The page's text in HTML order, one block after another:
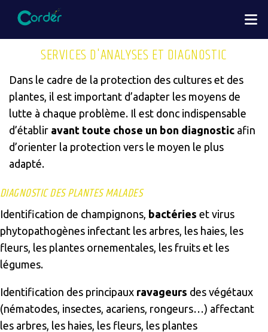
Aller
contenu
SERVICES D'ANALYSES ET DIAGNOSTIC
Dans le cadre de la protection des cultures et des
plantes, il est important d’adapter les moyens de
lutte à chaque problème. Il est donc indispensable
d’établir avant toute chose un bon diagnosticafin
d’orienter la protection vers le moyen le plus
adapté.
DIAGNOSTIC DES PLANTES MALADES
Identification de champignons, bactéries et virus
phytopathogènes infectant les arbres, les haies, les
fleurs, les plantes ornementales, les fruits et les
légumes.
Identification des principaux ravageurs des végétaux
(nématodes, insectes, acariens, rongeurs…) affectant
les arbres, les haies, les fleurs, les plantes